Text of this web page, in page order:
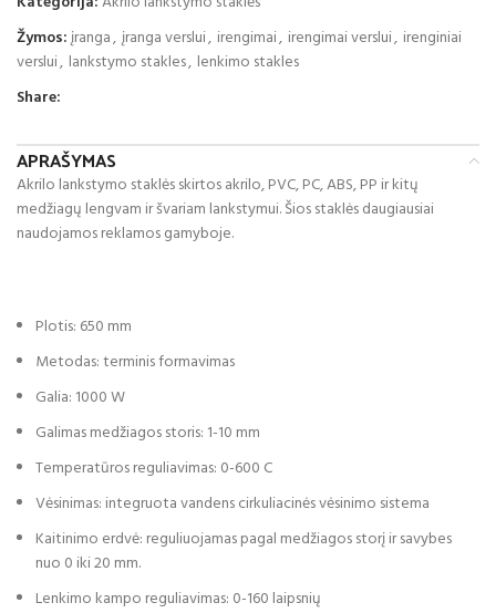
Žymos:įranga, įranga verslui, irengimai, irengimai verslui, irenginiai
verslui, lankstymo stakles, lenkimo stakles
Share:
APRAŠYMAS
Akrilo lankstymo staklės skirtos akrilo, PVC, PC, ABS, PP ir kitų
medžiagų lengvam ir švariam lankstymui. Šios staklės daugiausiai
naudojamos reklamos gamyboje.
Plotis: 650 mm
Metodas: terminis formavimas
Galia: 1000 W
Galimas medžiagos storis: 1-10 mm
Temperatūros reguliavimas: 0-600 C
Vėsinimas: integruota vandens cirkuliacinės vėsinimo sistema
Kaitinimo erdvė: reguliuojamas pagal medžiagos storį ir savybes
nuo 0 iki 20 mm.
Lenkimo kampo reguliavimas: 0-160 laipsnių